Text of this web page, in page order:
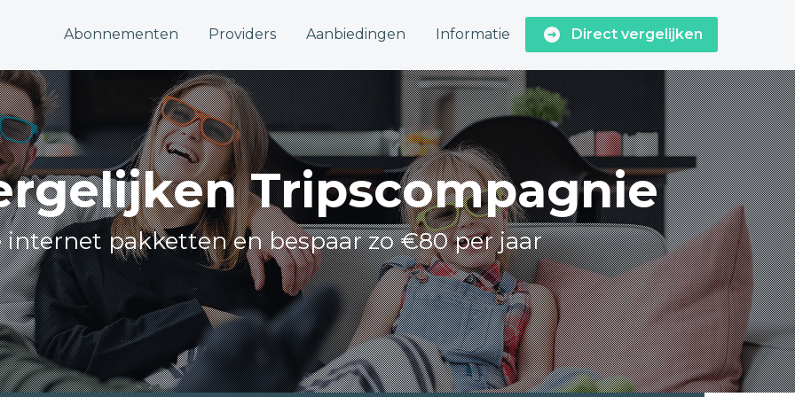
Abonnementen Providers Aanbiedingen Informatie Direct vergelijken
Tripscompagnie
internet pakketten en bespaar zo €80 per jaar